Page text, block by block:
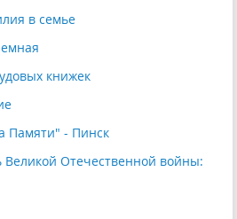
в семье
книжек
Памяти" - Пинск
Великой Отечественной войны: